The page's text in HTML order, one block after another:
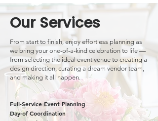
Our Services
From start to finish, enjoy effortless planning as
we bring your one-of-a-kind celebration to life —
from selecting the ideal event venue to creating a
design direction, curating a dream vendor team,
and making it all happen.
Full-Service Event Planning
Day-of Coordination